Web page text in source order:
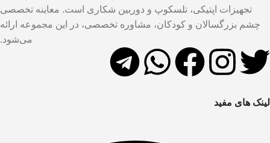
تجهیزات اپتیکی، تلسکوپ و دوربین شکاری است. معاینه تخصصی
چشم بزرگسالان و کودکان، مشاوره تخصصی، در این مجموعه ارائه
می‌شود.
لینک های مفید